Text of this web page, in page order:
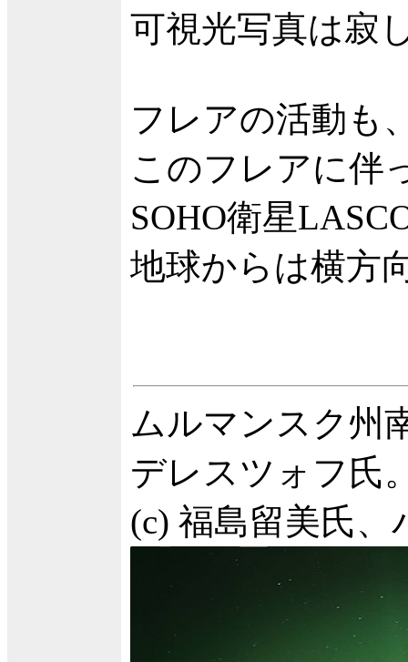
可視光写真は寂
フレアの活動も
このフレアに伴
SOHO衛星
地球からは横方
ムルマンスク州
デレスツォフ氏
(c) 福島留美氏